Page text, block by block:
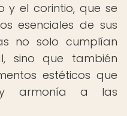
y el corintio, que se
esenciales de sus
no solo cumplían
sino que también
estéticos que
y armonía a las